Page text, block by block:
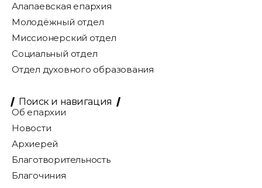
Алапаевская епархия
Молодёжный отдел
Миссионерский отдел
Социальный отдел
Отдел духовного образования
Поиск и навигация
Об епархии
Новости
Архиерей
Благотворительность
Благочиния